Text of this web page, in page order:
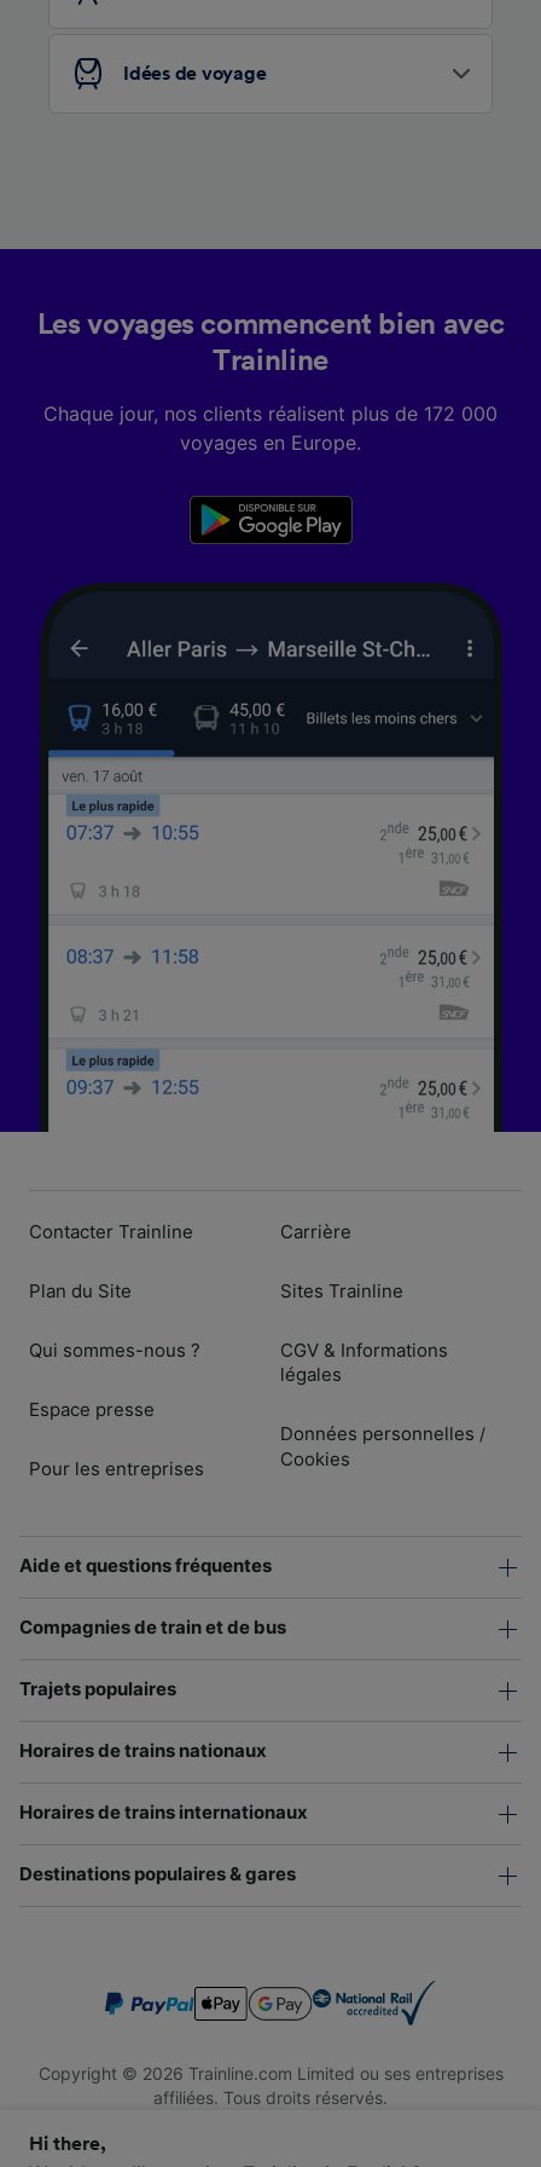
Idées de voyage
Les voyages commencent bien avec
Trainline
Chaque jour, nos clients réalisent plus de 172 000
voyages en Europe.
Contacter Trainline
Plan du Site
Qui sommes-nous ?
Espace presse
Pour les entreprises
Carrière
Sites Trainline
CGV & Informations
légales
Données personnelles /
Cookies
Aide et questions fréquentes
Compagnies de train et de bus
Trajets populaires
Horaires de trains nationaux
Horaires de trains internationaux
Destinations populaires & gares
Copyright © 2026 Trainline.com Limited ou ses entreprises
affiliées. Tous droits réservés.
de Galles. Numéro d'immatriculation : 3846791. Siège social : 1
Hi there,